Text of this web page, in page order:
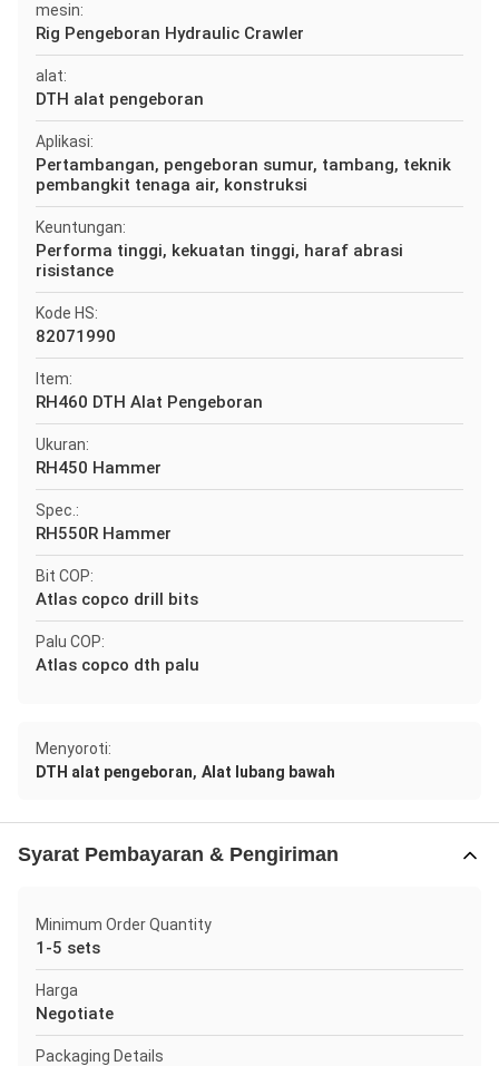
mesin:
Rig Pengeboran Hydraulic Crawler
alat:
DTH alat pengeboran
Aplikasi:
Pertambangan, pengeboran sumur, tambang, teknik
pembangkit tenaga air, konstruksi
Keuntungan:
Performa tinggi, kekuatan tinggi, haraf abrasi
risistance
Kode HS:
82071990
Item:
RH460 DTH Alat Pengeboran
Ukuran:
RH450 Hammer
Spec.:
RH550R Hammer
Bit COP:
Atlas copco drill bits
Palu COP:
Atlas copco dth palu
Menyoroti:
DTH alat pengeboran, Alat lubang bawah
Syarat Pembayaran & Pengiriman
Minimum Order Quantity
1-5 sets
Harga
Negotiate
Packaging Details